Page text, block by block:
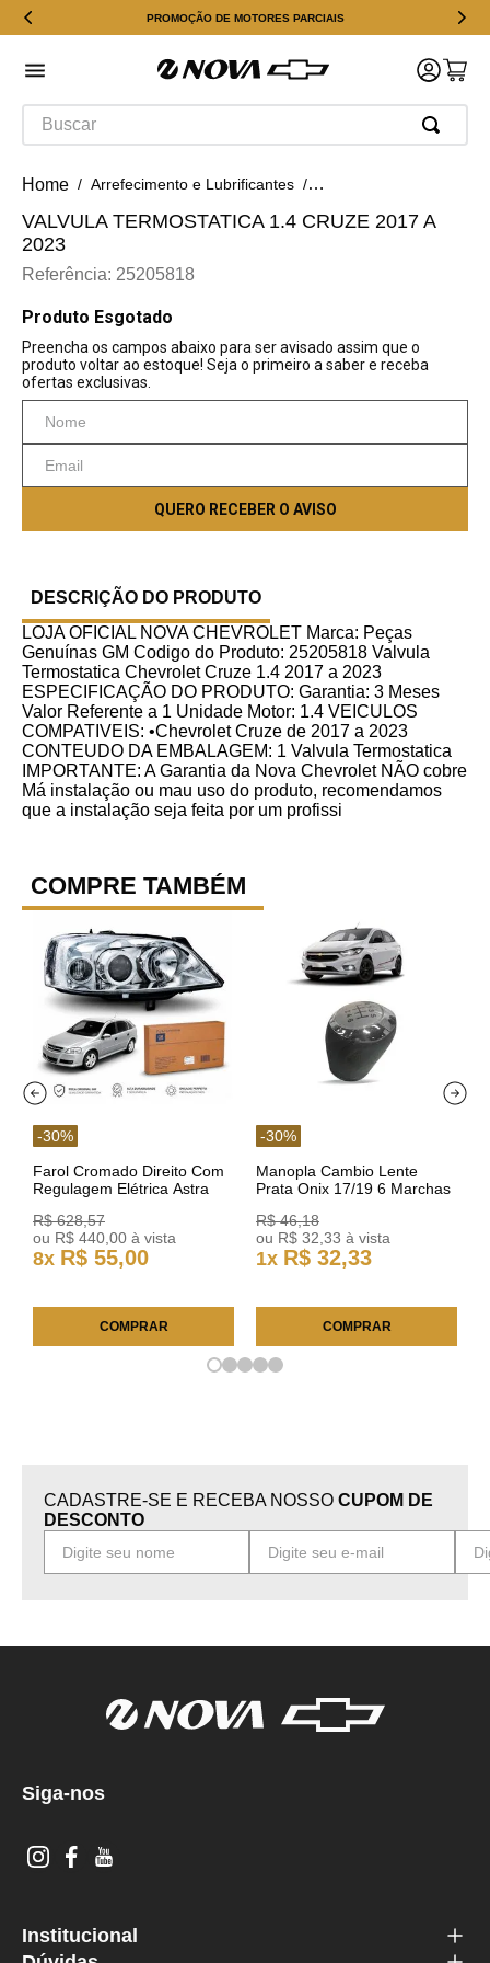
PROMOÇÃO DE MOTORES PARCIAIS
Buscar
Arrefecimento e Lubrificantes Válvula Termostática
VALVULA TERMOSTATICA 1.4 CRUZE 2017 A
2023
Referência: 25205818
DESCRIÇÃO DO PRODUTO
LOJA OFICIAL NOVA CHEVROLET Marca: Peças
Genuínas GM Codigo do Produto: 25205818 Valvula
Termostatica Chevrolet Cruze 1.4 2017 a 2023
ESPECIFICAÇÃO DO PRODUTO: Garantia: 3 Meses
Valor Referente a 1 Unidade Motor: 1.4 VEICULOS
COMPATIVEIS: •Chevrolet Cruze de 2017 a 2023
CONTEUDO DA EMBALAGEM: 1 Valvula Termostatica
IMPORTANTE: A Garantia da Nova Chevrolet NÃO cobre
Má instalação ou mau uso do produto, recomendamos
que a instalação seja feita por um profissi
COMPRE TAMBÉM
-30%
Farol Cromado Direito Com
Regulagem Elétrica Astra
R$ 628,57
ou R$ 440 00 à vista
8x R$ 55,00
COMPRAR
-30%
Manopla Cambio Lente
Prata Onix 17/19 6 Marchas
R$ 46,18
ou R$ 32 33 à vista
1x R$ 32,33
COMPRAR
CADASTRE-SE E RECEBA NOSSO CUPOM DE
DESCONTO
Siga-nos
Institucional